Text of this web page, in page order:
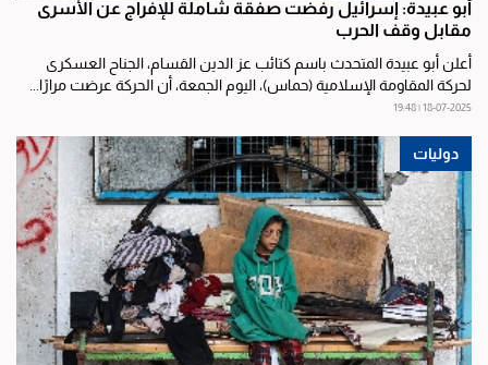
أبو عبيدة: إسرائيل رفضت صفقة شاملة للإفراج عن الأسرى
مقابل وقف الحرب
أعلن أبو عبيدة المتحدث باسم كتائب عز الدين القسام، الجناح العسكرى
لحركة المقاومة الإسلامية (حماس)، اليوم الجمعة، أن الحركة عرضت مرارًا...
18-07-2025 | 19:48
دوليات